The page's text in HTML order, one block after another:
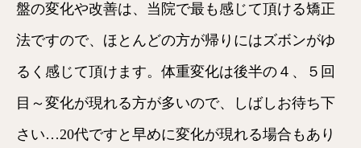
盤の変化や改善は、当院で最も感じて頂ける矯正
法ですので、ほとんどの方が帰りにはズボンがゆ
るく感じて頂けます。体重変化は後半の４、５回
目～変化が現れる方が多いので、しばしお待ち下
さい…20代ですと早めに変化が現れる場合もあり